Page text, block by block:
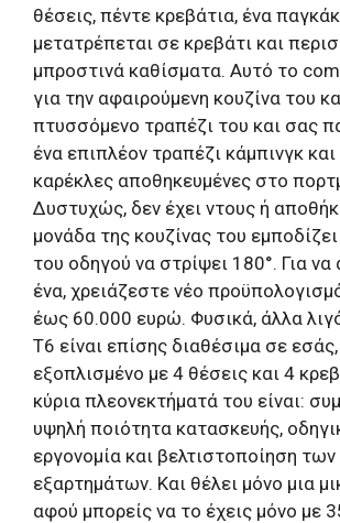
θέσεις, πέντε κρεβάτια, ένα
μετατρέπεται σε κρεβάτι και
μπροστινά καθίσματα. Αυτό το
για την αφαιρούμενη κουζίνα του
πτυσσόμενο τραπέζι του και σας
ένα επιπλέον τραπέζι κάμπινγκ
καρέκλες αποθηκευμένες στο
Δυστυχώς, δεν έχει ντους ή
μονάδα της κουζίνας του
του οδηγού να στρίψει 180°. Για
ένα, χρειάζεστε νέο
έως 60.000 ευρώ. Φυσικά, άλλα
T6 είναι επίσης διαθέσιμα σε
εξοπλισμένο με 4 θέσεις και 4
κύρια πλεονεκτήματά του είναι:
υψηλή ποιότητα κατασκευής,
εργονομία και βελτιστοποίηση
εξαρτημάτων. Και θέλει μόνο μια
αφού μπορείς να το έχεις μόνο με